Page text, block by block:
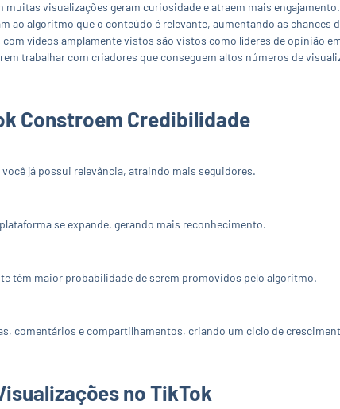
muitas visualizações geram curiosidade e atraem mais engajamento.
ao algoritmo que o conteúdo é relevante, aumentando as chances
com vídeos amplamente vistos são vistos como líderes de opinião
trabalhar com criadores que conseguem altos números de
Constroem Credibilidade
já possui relevância, atraindo mais seguidores.
se expande, gerando mais reconhecimento.
têm maior probabilidade de serem promovidos pelo algoritmo.
comentários e compartilhamentos, criando um ciclo de
no TikTok